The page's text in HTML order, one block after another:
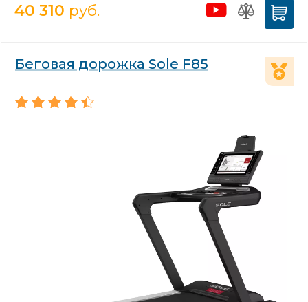
40 310 руб.
Беговая дорожка Sole F85